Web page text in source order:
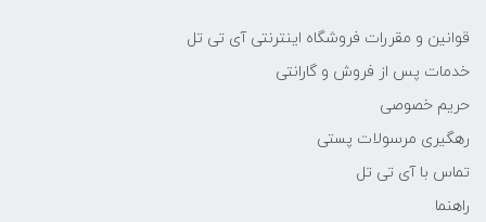
قوانین و مقررات فروشگاه اینترنتی آی تی تل
خدمات پس از فروش و گارانتی
حریم خصوصی
رهگیری مرسولات پستی
تماس با آی تی تل
راهنما